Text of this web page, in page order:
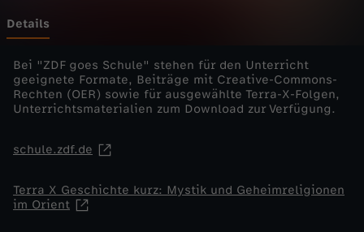
r
z
-
M
y
Details
Bei "ZDF goes Schule" stehen für den Unterricht
geeignete Formate, Beiträge mit Creative-Commons-
Rechten (OER) sowie für ausgewählte Terra-X-Folgen,
Unterrichtsmaterialien zum Download zur Verfügung.
schule.zdf.de
Terra X Geschichte kurz: Mystik und Geheimreligionen
im Orient